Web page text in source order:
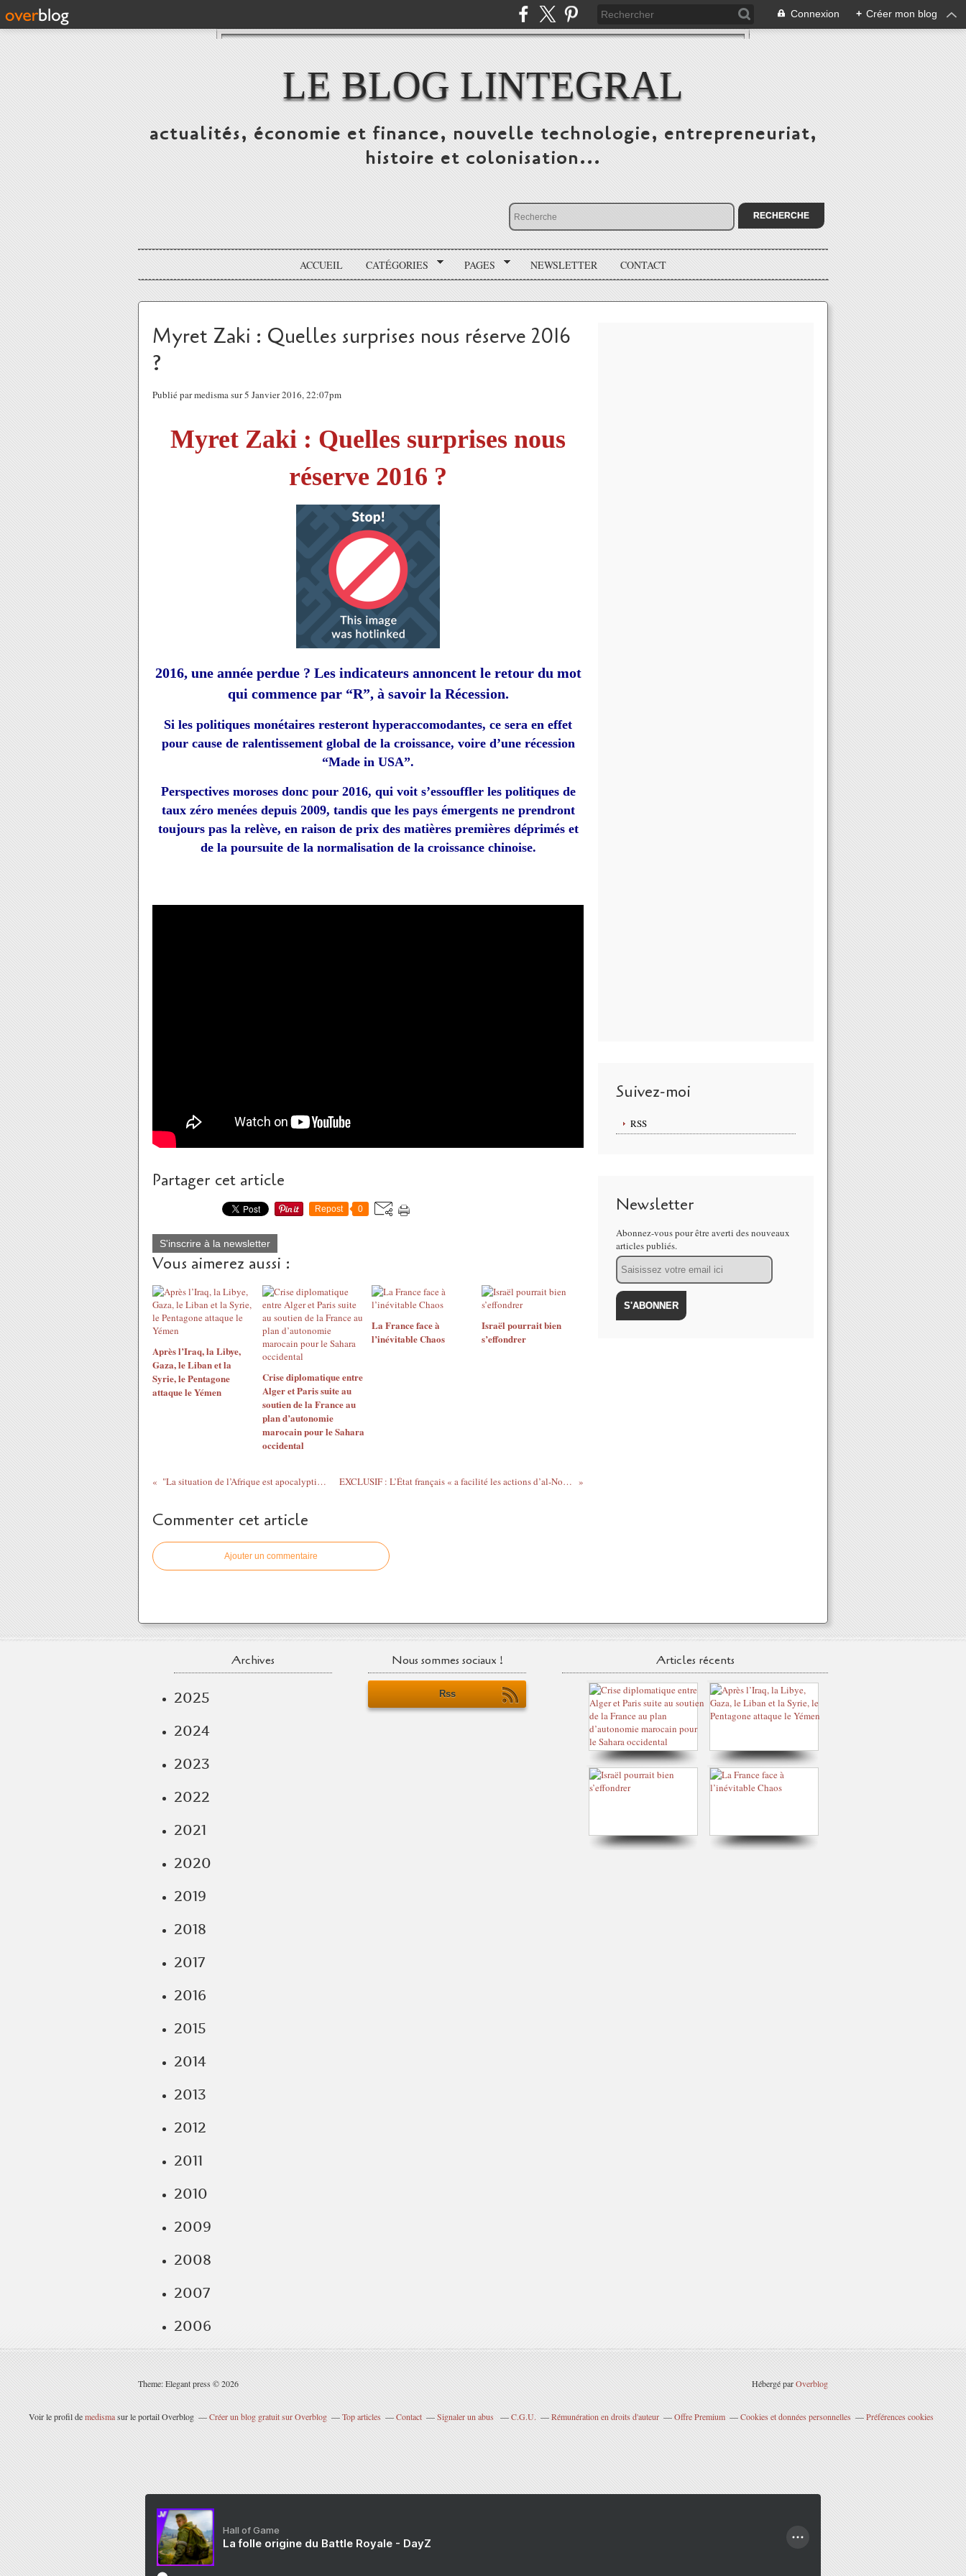
Connexion + Créer mon blog
LE BLOG LINTEGRAL
actualités, économie et finance, nouvelle technologie, entrepreneuriat,
histoire et colonisation...
ACCUEIL CATÉGORIES PAGES NEWSLETTER CONTACT
Myret Zaki : Quelles surprises nous réserve 2016
?
Publié par medisma sur 5 Janvier 2016, 22:07pm
Myret Zaki : Quelles surprises nous
réserve 2016 ?
2016, une année perdue ? Les indicateurs annoncent le retour du mot
qui commence par “R”, à savoir la Récession.
Si les politiques monétaires resteront hyperaccomodantes, ce sera en effet
pour cause de ralentissement global de la croissance, voire d’une récession
“Made in USA”.
Perspectives moroses donc pour 2016, qui voit s’essouffler les politiques de
taux zéro menées depuis 2009, tandis que les pays émergents ne prendront
toujours pas la relève, en raison de prix des matières premières déprimés et
de la poursuite de la normalisation de la croissance chinoise.
Partager cet article
Repost 0
S'inscrire à la newsletter
Vous aimerez aussi :
Après l’Iraq, la Libye,
Gaza, le Liban et la
Syrie, le Pentagone
attaque le Yémen
Crise diplomatique entre
Alger et Paris suite au
soutien de la France au
plan d’autonomie
marocain pour le Sahara
occidental
La France face à
l’inévitable Chaos
Israël pourrait bien
s’effondrer
"La situation de l’Afrique est apocalyptique, sur fond de suicide démographique" EXCLUSIF : L’État français « a facilité les actions d’al-Nosra », la majorité refuse toute enquête (Alain Marsaud)
Commenter cet article
Ajouter un commentaire
Suivez-moi
RSS
Newsletter
Abonnez-vous pour être averti des nouveaux
articles publiés.
Email
Archives
2025
2024
2023
2022
2021
2020
2019
2018
2017
2016
2015
2014
2013
2012
2011
2010
2009
2008
2007
2006
Nous sommes sociaux !
Rss
Articles récents
Theme: Elegant press © 2026 Hébergé parOverblog
Voir le profil demedismasur le portail Overblog Créer un blog gratuit sur Overblog Top articles Contact Signaler un abus C.G.U. Rémunération en droits d'auteur Offre Premium Cookies et données personnelles Préférences cookies
Hall of Game
La folle origine du Battle Royale - DayZ